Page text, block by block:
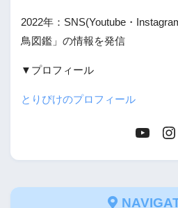
2022年：SNS(Youtube・
鳥図鑑」の情報を発信
▼プロフィール
とりぴけのプロフィール